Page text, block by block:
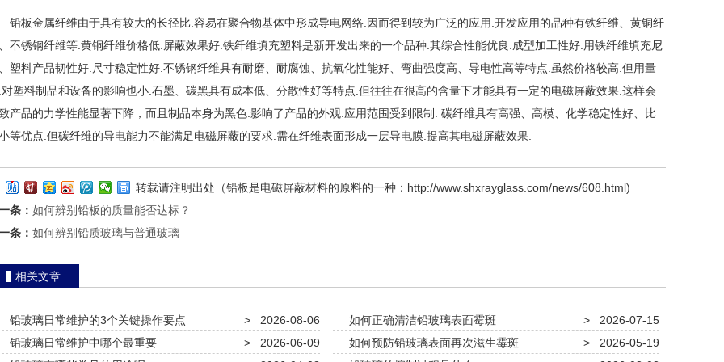
板金属纤维由于具有较大的长径比.容易在聚合物基体中形成导电网络.因而得到较为广泛的应用.开发应用的品种有铁纤维、黄铜纤
不锈钢纤维等.黄铜纤维价格低.屏蔽效果好.铁纤维填充塑料是新开发出来的一个品种.其综合性能优良.成型加工性好.用铁纤维填充尼
塑料产品韧性好.尺寸稳定性好.不锈钢纤维具有耐磨、耐腐蚀、抗氧化性能好、弯曲强度高、导电性高等特点.虽然价格较高.但用量
对塑料制品和设备的影响也小.石墨、碳黑具有成本低、分散性好等特点.但往往在很高的含量下才能具有一定的电磁屏蔽效果.这样会
产品的力学性能显著下降，而且制品本身为黑色.影响了产品的外观.应用范围受到限制. 碳纤维具有高强、高模、化学稳定性好、比
等优点.但碳纤维的导电能力不能满足电磁屏蔽的要求.需在纤维表面形成一层导电膜.提高其电磁屏蔽效果.
转载请注明出处（铅板是电磁屏蔽材料的原料的一种： http://www.shxrayglass.com/news/608.html)
一条： 如何辨别铅板的质量能否达标？
条： 如何辨别铅质玻璃与普通玻璃
相关文章
2026-08-06
>
铅玻璃日常维护的3个关键操作要点 2026-07-15
>
如何正确清洁铅玻璃表面霉斑
2026-06-09
>
铅玻璃日常维护中哪个最重要 2026-05-19
>
如何预防铅玻璃表面再次滋生霉斑